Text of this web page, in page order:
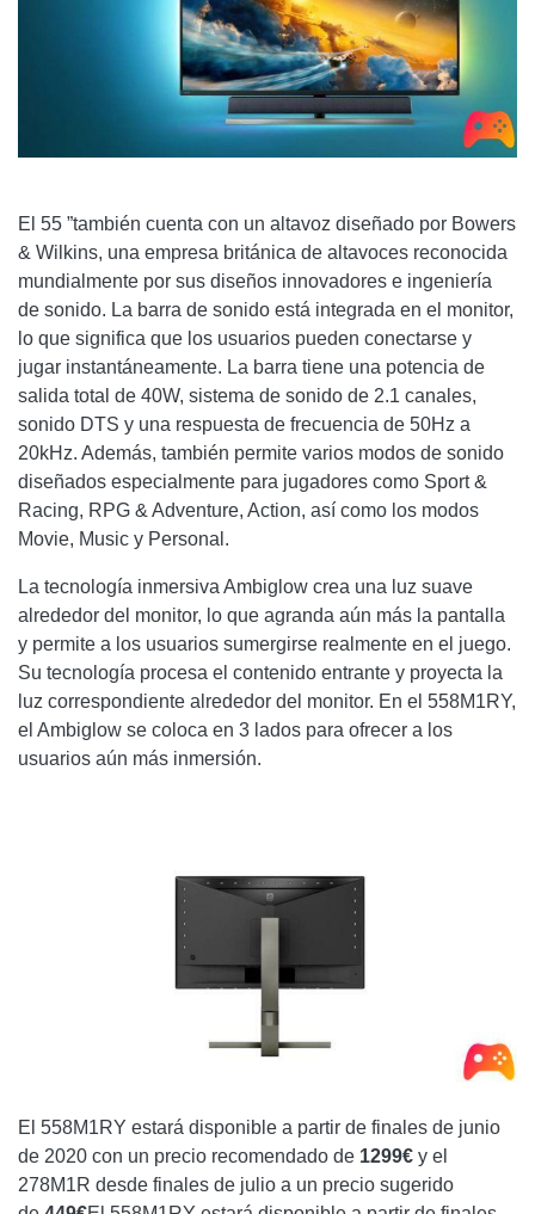
El 55 ”también cuenta con un altavoz diseñado por Bowers
& Wilkins, una empresa británica de altavoces reconocida
mundialmente por sus diseños innovadores e ingeniería
de sonido. La barra de sonido está integrada en el monitor,
lo que significa que los usuarios pueden conectarse y
jugar instantáneamente. La barra tiene una potencia de
salida total de 40W, sistema de sonido de 2.1 canales,
sonido DTS y una respuesta de frecuencia de 50Hz a
20kHz. Además, también permite varios modos de sonido
diseñados especialmente para jugadores como Sport &
Racing, RPG & Adventure, Action, así como los modos
Movie, Music y Personal.
La tecnología inmersiva Ambiglow crea una luz suave
alrededor del monitor, lo que agranda aún más la pantalla
y permite a los usuarios sumergirse realmente en el juego.
Su tecnología procesa el contenido entrante y proyecta la
luz correspondiente alrededor del monitor. En el 558M1RY,
el Ambiglow se coloca en 3 lados para ofrecer a los
usuarios aún más inmersión.
El 558M1RY estará disponible a partir de finales de junio
de 2020 con un precio recomendado de 1299€ y el
278M1R desde finales de julio a un precio sugerido